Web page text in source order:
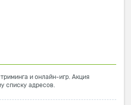
и онлайн-игр. Акция
списку адресов.